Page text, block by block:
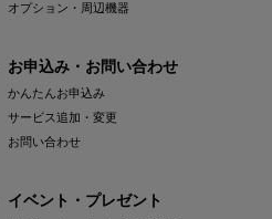
オプション・周辺機器
お申込み・お問い合わせ
かんたんお申込み
サービス追加・変更
お問い合わせ
イベント・プレゼント